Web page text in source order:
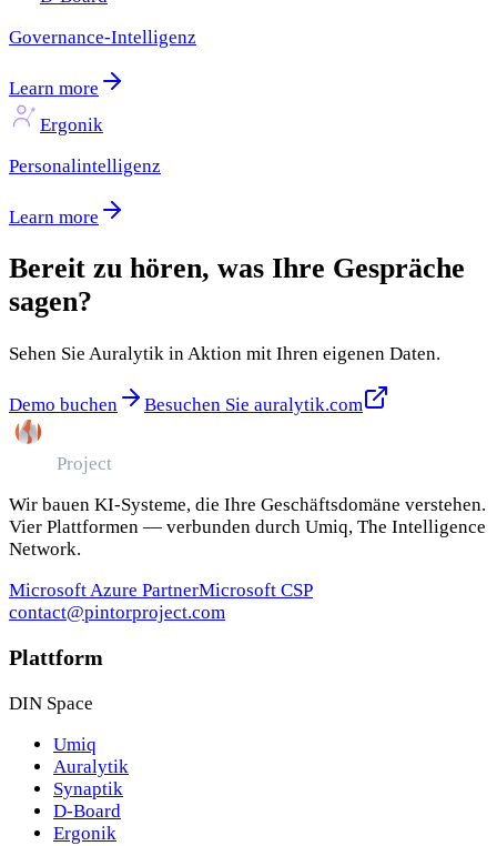
Governance-Intelligenz
Learn more
Ergonik
Personalintelligenz
Learn more
Bereit zu hören, was Ihre Gespräche
sagen?
Sehen Sie Auralytik in Aktion mit Ihren eigenen Daten.
Demo buchen Besuchen Sie auralytik.com
Project
Wir bauen KI-Systeme, die Ihre Geschäftsdomäne verstehen.
Vier Plattformen — verbunden durch Umiq, The Intelligence
Network.
Microsoft Azure PartnerMicrosoft CSP
contact@pintorproject.com
Plattform
DIN Space
Umiq
Auralytik
Synaptik
D-Board
Ergonik